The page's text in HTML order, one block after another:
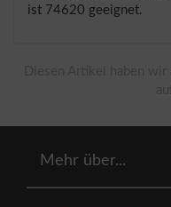
ist 74620 geeignet.
Mehr über...